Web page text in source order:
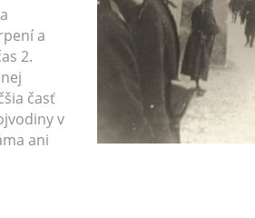
a
2.
časť
v
ani